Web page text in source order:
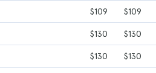
$109 $109
$130 $130
$130 $130